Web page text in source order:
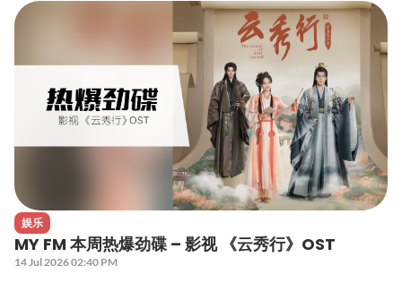
娱乐
MY FM 本周热爆劲碟 – 影视 《云秀行》OST
14 Jul 2026 02:40 PM